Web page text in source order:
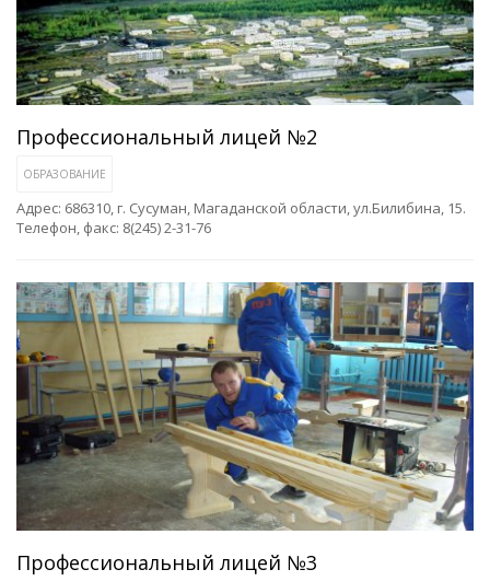
Профессиональный лицей №2
ОБРАЗОВАНИЕ
Адрес: 686310, г. Сусуман, Магаданской области, ул.Билибина, 15.
Телефон, факс: 8(245) 2-31-76
Профессиональный лицей №3